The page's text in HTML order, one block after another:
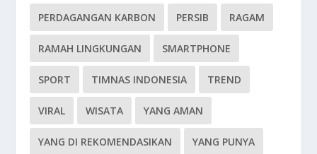
PERDAGANGAN KARBON PERSIB RAGAM
RAMAH LINGKUNGAN SMARTPHONE
SPORT TIMNAS INDONESIA TREND
VIRAL WISATA YANG AMAN
YANG DI REKOMENDASIKAN YANG PUNYA